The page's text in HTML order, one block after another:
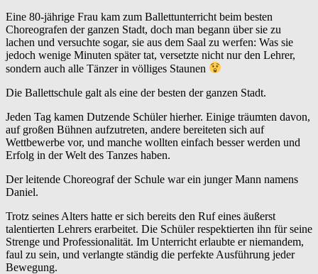
Eine 80-jährige Frau kam zum Ballettunterricht beim besten
Choreografen der ganzen Stadt, doch man begann über sie zu
lachen und versuchte sogar, sie aus dem Saal zu werfen: Was sie
jedoch wenige Minuten später tat, versetzte nicht nur den Lehrer,
sondern auch alle Tänzer in völliges Staunen
Die Ballettschule galt als eine der besten der ganzen Stadt.
Jeden Tag kamen Dutzende Schüler hierher. Einige träumten davon,
auf großen Bühnen aufzutreten, andere bereiteten sich auf
Wettbewerbe vor, und manche wollten einfach besser werden und
Erfolg in der Welt des Tanzes haben.
Der leitende Choreograf der Schule war ein junger Mann namens
Daniel.
Trotz seines Alters hatte er sich bereits den Ruf eines äußerst
talentierten Lehrers erarbeitet. Die Schüler respektierten ihn für seine
Strenge und Professionalität. Im Unterricht erlaubte er niemandem,
faul zu sein, und verlangte ständig die perfekte Ausführung jeder
Bewegung.